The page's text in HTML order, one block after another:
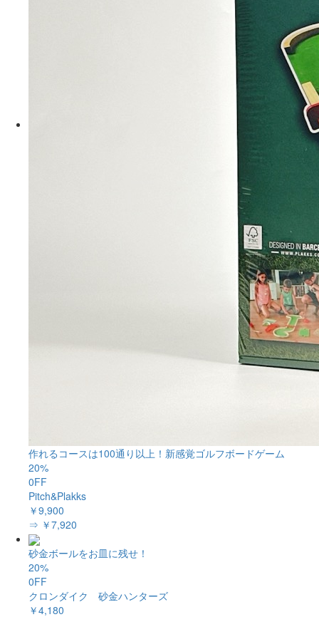
作れるコースは100通り以上！新感覚ゴルフボードゲーム
20%
0FF
Pitch&Plakks
￥9,900
⇒ ￥7,920
砂金ボールをお皿に残せ！
20%
0FF
クロンダイク 砂金ハンターズ
￥4,180